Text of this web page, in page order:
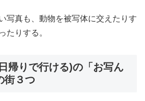
写真も、動物を被写体に交えたりす
たりする。
帰りで行ける)の「お写ん
街３つ